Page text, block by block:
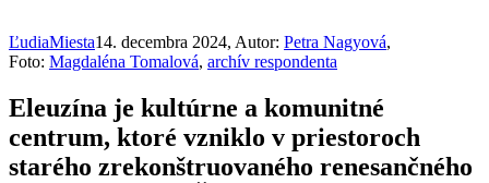
ĽudiaMiesta14. decembra 2024, Autor: Petra Nagyová,
Foto: Magdaléna Tomalová, archív respondenta
Eleuzína je kultúrne a komunitné
centrum, ktoré vzniklo v priestoroch
starého zrekonštruovaného renesančného